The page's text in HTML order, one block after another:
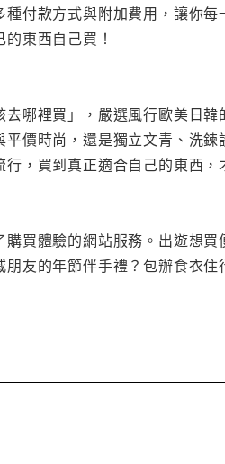
付款方式與附加費用，讓你
東西自己買！
哪裡買」，嚴選風行歐美日
價時尚，還是獨立文青、洗
，買到真正適合自己的東西，
買體驗的網站服務。出遊想
友的年節伴手禮？包辦食衣